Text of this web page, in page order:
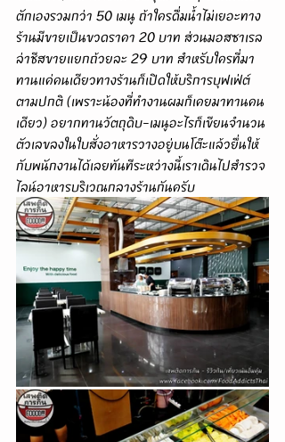
ตักเองรวมกว่า 50 เมนู ถ้าใครดื่มน้ำไม่เยอะทาง
ร้านมีขายเป็นขวดราคา 20 บาท ส่วนมอสซาเรล
ล่าชีสขายแยกถ้วยละ 29 บาท สำหรับใครที่มา
ทานแค่คนเดียวทางร้านก็เปิดให้บริการบุฟเฟ่ต์
ตามปกติ (เพราะน้องที่ทำงานผมก็เคยมาทานคน
เดียว) อยากทานวัตถุดิบ-เมนูอะไรก็เขียนจำนวน
ตัวเลขลงในใบสั่งอาหารวางอยู่บนโต๊ะแล้วยื่นให้
กับพนักงานได้เลยทันทีระหว่างนี้เราเดินไปสำรวจ
ไลน์อาหารบริเวณกลางร้านกันครับ